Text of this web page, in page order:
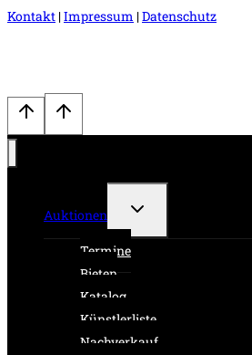
Kontakt |Impressum |Datenschutz
Auktionen
Untermenü
Termine
Bieten
Katalog
Künstlerliste
Nachverkauf